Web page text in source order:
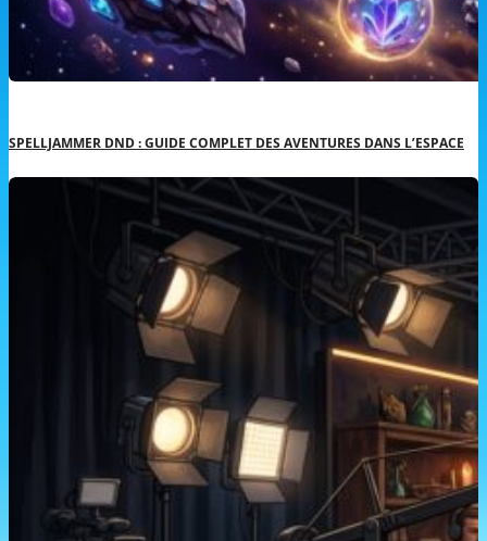
SPELLJAMMER DND : GUIDE COMPLET DES AVENTURES DANS L’ESPACE